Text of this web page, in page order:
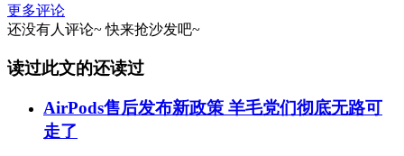
更多评论
还没有人评论~ 快来抢沙发吧~
读过此文的还读过
AirPods售后发布新政策 羊毛党们彻底无路可
走了